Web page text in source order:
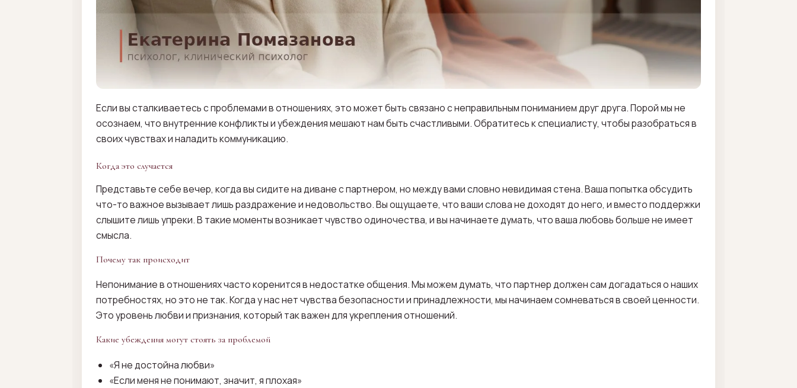
Если вы сталкиваетесь с проблемами в отношениях, это может быть связано с неправильным пониманием друг друга. Порой мы не
осознаем, что внутренние конфликты и убеждения мешают нам быть счастливыми. Обратитесь к специалисту, чтобы разобраться в
своих чувствах и наладить коммуникацию.
Когда это случается
Представьте себе вечер, когда вы сидите на диване с партнером, но между вами словно невидимая стена. Ваша попытка обсудить
что-то важное вызывает лишь раздражение и недовольство. Вы ощущаете, что ваши слова не доходят до него, и вместо поддержки
слышите лишь упреки. В такие моменты возникает чувство одиночества, и вы начинаете думать, что ваша любовь больше не имеет
смысла.
Почему так происходит
Непонимание в отношениях часто коренится в недостатке общения. Мы можем думать, что партнер должен сам догадаться о наших
потребностях, но это не так. Когда у нас нет чувства безопасности и принадлежности, мы начинаем сомневаться в своей ценности.
Это уровень любви и признания, который так важен для укрепления отношений.
Какие убеждения могут стоять за проблемой
«Я не достойна любви»
«Если меня не понимают, значит, я плохая»